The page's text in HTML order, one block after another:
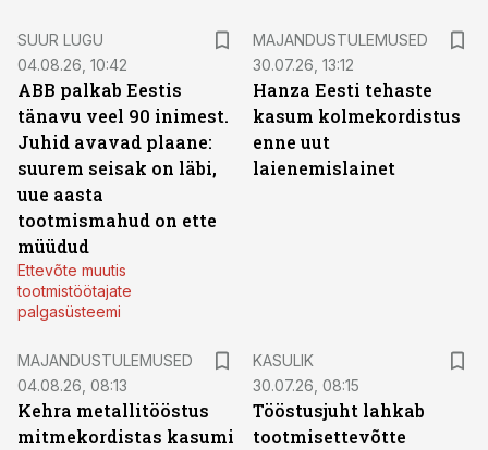
SUUR LUGU
04.08.26, 10:42
ABB palkab Eestis
tänavu veel 90 inimest.
Juhid avavad plaane:
suurem seisak on läbi,
uue aasta
tootmismahud on ette
müüdud
Ettevõte muutis
tootmistöötajate
palgasüsteemi
MAJANDUSTULEMUSED
30.07.26, 13:12
Hanza Eesti tehaste
kasum kolmekordistus
enne uut
laienemislainet
MAJANDUSTULEMUSED
04.08.26, 08:13
Kehra metallitööstus
mitmekordistas kasumi
KASULIK
30.07.26, 08:15
Tööstusjuht lahkab
tootmisettevõtte